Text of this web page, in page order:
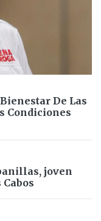
De Las
Condiciones
joven